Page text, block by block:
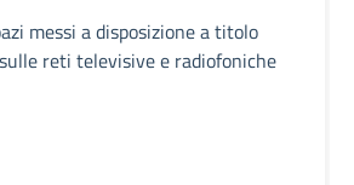
messi a disposizione a titolo
reti televisive e radiofoniche